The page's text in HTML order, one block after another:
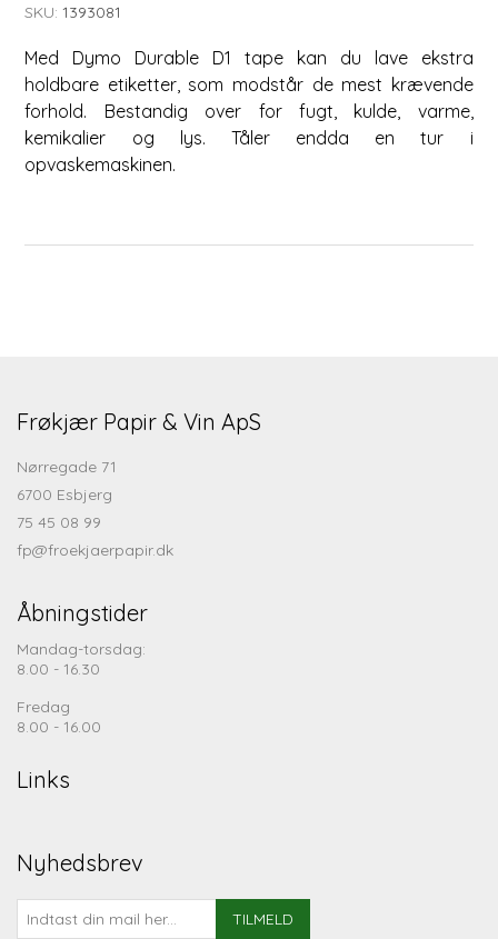
SKU: 1393081
Med Dymo Durable D1 tape kan du lave ekstra
holdbare etiketter, som modstår de mest krævende
forhold. Bestandig over for fugt, kulde, varme,
kemikalier og lys. Tåler endda en tur i
opvaskemaskinen.
Frøkjær Papir & Vin ApS
Nørregade 71
6700 Esbjerg
75 45 08 99
fp@froekjaerpapir.dk
Åbningstider
Mandag-torsdag:
8.00 - 16.30
Fredag
8.00 - 16.00
Links
Nyhedsbrev
TILMELD